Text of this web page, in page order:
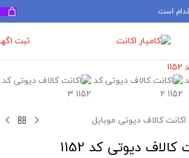
است
ثبت
کالاف دیوتی موبایل
کالاف دیوتی کد 1152